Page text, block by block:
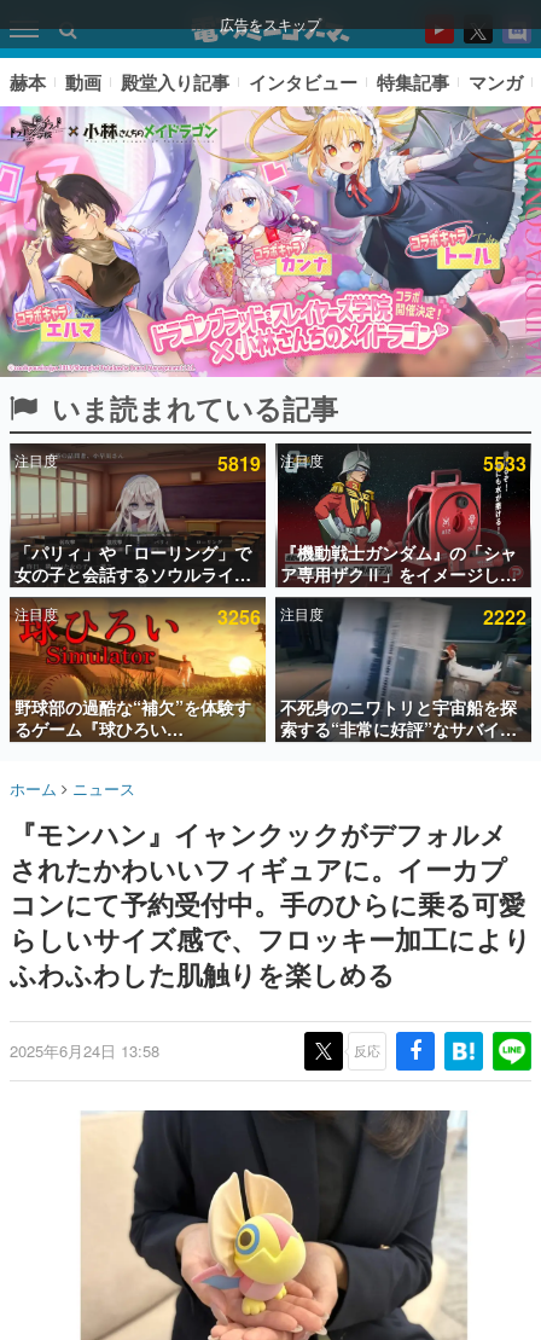
広告をスキップ
ピックアップ
電ファミのいま読まれている記事ランキング
アプリセール情報
インタビュー
連載・特集一覧
殿堂入り記事
SNS拡散数が数千以上！ ページビュー数万以上！ などな
ど。多くの人々に読まれた、電ファミ渾身の“殿堂入り”記
事をまとめました。
名作ゲームクリエイターの方々に製作時のエピソードをお
きます。
赫本
この物語を解いてはいけない。『赫本』は、〈試験問題〉
の形をした短編ホラー小説集です。
新世代に訊く
これからのデジタルゲーム市場を担う若きクリエイター達
ゲーム世代の作家たち
ゲームに多大な影響を受けた作家さんに取材し、ゲームが
画です。
日本モバイルゲーム産業史
日本のモバイルゲーム史における主要なトピック・タイト
ルを網羅するほか、開発者へのインタビューや識者による
解説を掲載。約20年の歴史が一望できる決定版！
若ゲのいたり〜ゲームクリエイターの青春〜
『うつヌケ』『ペンと箸』等で知られるマンガ家・田中圭
一先生によるゲーム業界レポートマンガです。
赫本 動画 殿堂入り記事 インタビュー 特集記事 マンガ
いま読まれている記事
注目度 5819
「パリィ」や「ローリング」で
女の子と会話するソウルライク
恋愛ゲーム『小早川さんはソウ
ルライク』無料公開。返事に失
敗すると「YOU DIED」
注目度 5533
『機動戦士ガンダム』の「シャ
ア専用ザクⅡ」をイメージした
散水ホースリールが予約開始。
本体にはシャアのパーソナルマ
ークやジオン公国軍のエンブレ
ム、型式番号などを配置
注目度 3256
野球部の過酷な“補欠”を体験す
るゲーム『球ひろい
Simulator』が「1件」のウィッ
対応しSNSで話題に。『キング
プロ野球選手から称賛の声
注目度 2222
不死身のニワトリと宇宙船を探
索する“非常に好評”なサバイバ
ルゲーム『Breathedge』が無
ホーム ニュース
『モンハン』イャンクックがデフォルメ
されたかわいいフィギュアに。イーカプ
コンにて予約受付中。手のひらに乗る可愛
らしいサイズ感で、フロッキー加工により
ふわふわした肌触りを楽しめる
2025年6月24日 13:58 反応